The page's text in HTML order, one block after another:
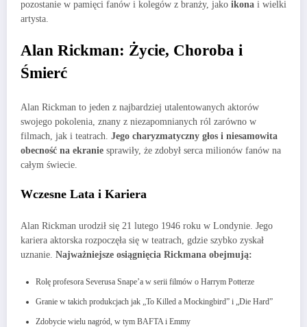
pozostanie w pamięci fanów i kolegów z branży, jako ikona i wielki
artysta.
Alan Rickman: Życie, Choroba i
Śmierć
Alan Rickman to jeden z najbardziej utalentowanych aktorów
swojego pokolenia, znany z niezapomnianych ról zarówno w
filmach, jak i teatrach. Jego charyzmatyczny głos i niesamowita
obecność na ekranie sprawiły, że zdobył serca milionów fanów na
całym świecie.
Wczesne Lata i Kariera
Alan Rickman urodził się 21 lutego 1946 roku w Londynie. Jego
kariera aktorska rozpoczęła się w teatrach, gdzie szybko zyskał
uznanie. Najważniejsze osiągnięcia Rickmana obejmują:
Rolę profesora Severusa Snape’a w serii filmów o Harrym Potterze
Granie w takich produkcjach jak „To Killed a Mockingbird” i „Die Hard”
Zdobycie wielu nagród, w tym BAFTA i Emmy